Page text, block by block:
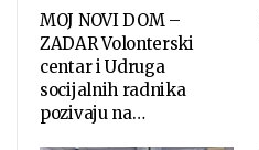
MOJ NOVI DOM –
ZADAR Volonterski
centar i Udruga
socijalnih radnika
pozivaju na…